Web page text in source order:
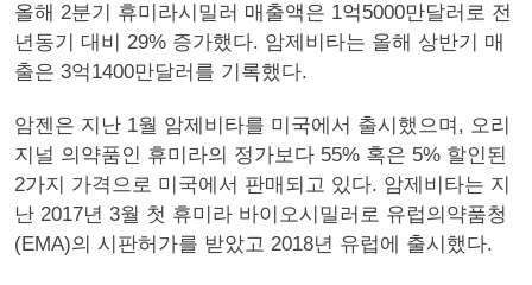
올해 2분기 휴미라시밀러 매출액은 1억5000만달러로 전
년동기 대비 29% 증가했다. 암제비타는 올해 상반기 매
출은 3억1400만달러를 기록했다.
암젠은 지난 1월 암제비타를 미국에서 출시했으며, 오리
지널 의약품인 휴미라의 정가보다 55% 혹은 5% 할인된
2가지 가격으로 미국에서 판매되고 있다. 암제비타는 지
난 2017년 3월 첫 휴미라 바이오시밀러로 유럽의약품청
(EMA)의 시판허가를 받았고 2018년 유럽에 출시했다.